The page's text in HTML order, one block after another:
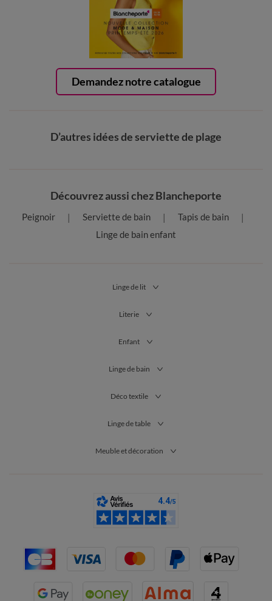
Demandez notre catalogue
D’autres idées de serviette de plage
Découvrez aussi chez Blancheporte
Peignoir Serviette de bain
Tapis de bain
Linge de bain enfant
Linge de lit
Literie
Enfant
Linge de bain
Déco textile
Linge de table
Meuble et décoration